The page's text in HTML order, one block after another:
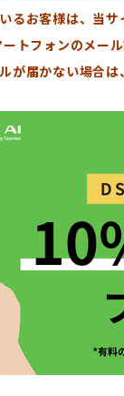
るお客様は、当
トフォンのメー
が届かない場合は、